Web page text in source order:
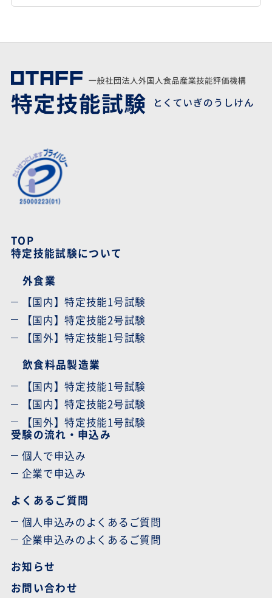
TOP
特定技能試験について
外食業
【国内】特定技能1号試験
【国内】特定技能2号試験
【国外】特定技能1号試験
飲食料品製造業
【国内】特定技能1号試験
【国内】特定技能2号試験
【国外】特定技能1号試験
受験の流れ・申込み
個人で申込み
企業で申込み
よくあるご質問
個人申込みのよくあるご質問
企業申込みのよくあるご質問
お知らせ
お問い合わせ